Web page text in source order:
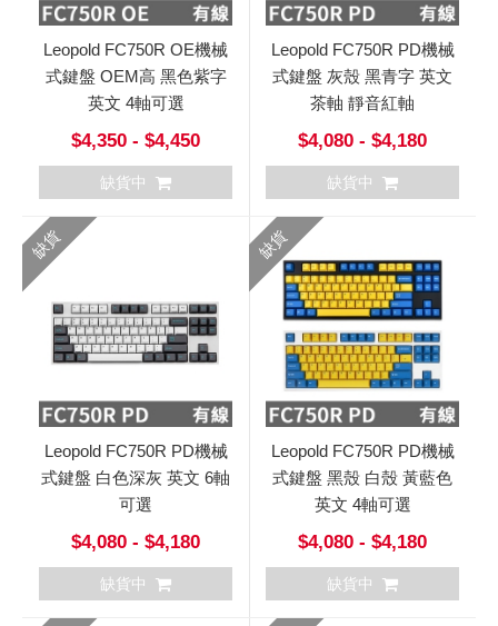
Leopold FC750R OE機械
式鍵盤 OEM高 黑色紫字
英文 4軸可選
$4,350 - $4,450
缺貨中
Leopold FC750R PD機械
式鍵盤 灰殼 黑青字 英文
茶軸 靜音紅軸
$4,080 - $4,180
缺貨中
缺貨
Leopold FC750R PD機械
式鍵盤 白色深灰 英文 6軸
可選
$4,080 - $4,180
缺貨中
缺貨
Leopold FC750R PD機械
式鍵盤 黑殼 白殼 黃藍色
英文 4軸可選
$4,080 - $4,180
缺貨中